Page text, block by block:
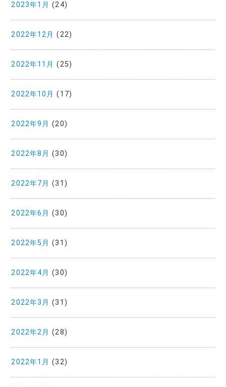
2023年1月 (24)
2022年12月 (22)
2022年11月 (25)
2022年10月 (17)
2022年9月 (20)
2022年8月 (30)
2022年7月 (31)
2022年6月 (30)
2022年5月 (31)
2022年4月 (30)
2022年3月 (31)
2022年2月 (28)
2022年1月 (32)